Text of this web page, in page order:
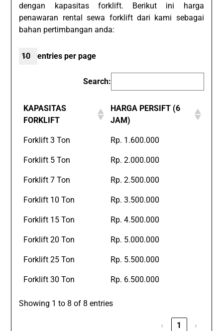
dengan kapasitas forklift. Berikut ini harga
penawaran rental sewa forklift dari kami sebagai
bahan pertimbangan anda:
entries per page
Search:
KAPASITAS
FORKLIFT
HARGA PERSIFT (6
JAM)
Forklift 3 Ton Rp. 1.600.000
Forklift 5 Ton Rp. 2.000.000
Forklift 7 Ton Rp. 2.500.000
Forklift 10 Ton Rp. 3.500.000
Forklift 15 Ton Rp. 4.500.000
Forklift 20 Ton Rp. 5.000.000
Forklift 25 Ton Rp. 5.500.000
Forklift 30 Ton Rp. 6.500.000
Showing 1 to 8 of 8 entries
‹ 1 ›